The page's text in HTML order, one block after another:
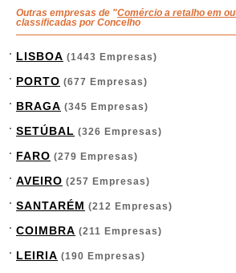
Outras empresas de "Comércio a retalho em
classificadas por Concelho
LISBOA (1443 Empresas)
PORTO (677 Empresas)
BRAGA (345 Empresas)
SETÚBAL (326 Empresas)
FARO (279 Empresas)
AVEIRO (257 Empresas)
SANTARÉM (212 Empresas)
COIMBRA (211 Empresas)
LEIRIA (190 Empresas)